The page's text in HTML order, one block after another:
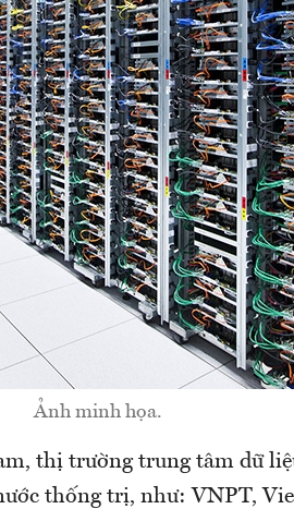
Ảnh minh họa.
thị trường trung tâm dữ
thống trị, như: VNPT,